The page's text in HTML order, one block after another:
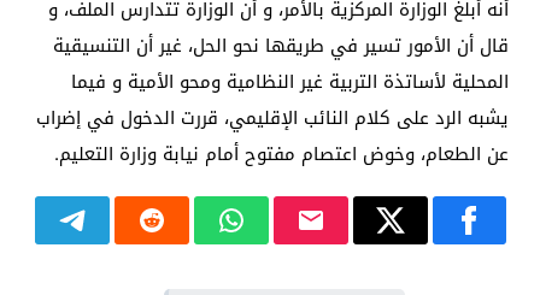
أنه أبلغ الوزارة المركزية بالأمر، و أن الوزارة تتدارس الملف، و
قال أن الأمور تسير في طريقها نحو الحل، غير أن التنسيقية
المحلية لأساتذة التربية غير النظامية ومحو الأمية و فيما
يشبه الرد على كلام النائب الإقليمي، قررت الدخول في إضراب
عن الطعام، وخوض اعتصام مفتوح أمام نيابة وزارة التعليم.